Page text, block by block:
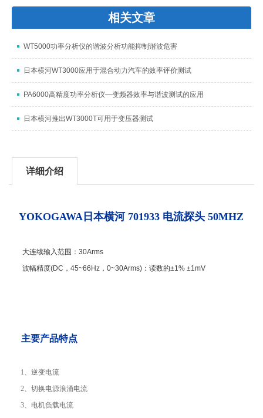
相关文章
WT5000功率分析仪的谐波分析功能抑制谐波危害
日本横河WT3000应用于混合动力汽车的效率评价测试
PA6000高精度功率分析仪—变频器效率与谐波测试的应用
日本横河推出WT3000T可用于变压器测试
详细介绍
YOKOGAWA日本横河 701933 电流探头 50MHZ
大连续输入范围：30Arms
波幅精度(DC，45~66Hz，0~30Arms)：读数的±1% ±1mV
主要产品特点
1、逆变电流
2、切换电源浪涌电流
3、电机负载电流